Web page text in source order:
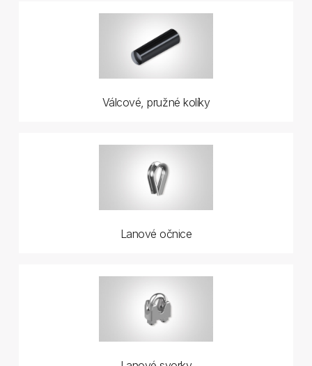
Válcové, pružné kolíky
Lanové očnice